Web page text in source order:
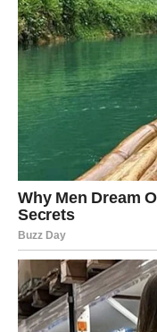
NOVAC I
Ovaj vikend mogao
povezanu sa novcem
Moguće je da će
pokrenuti nešto
Nemojte odbijati
koje dugo niste
Sudbina vam upravo